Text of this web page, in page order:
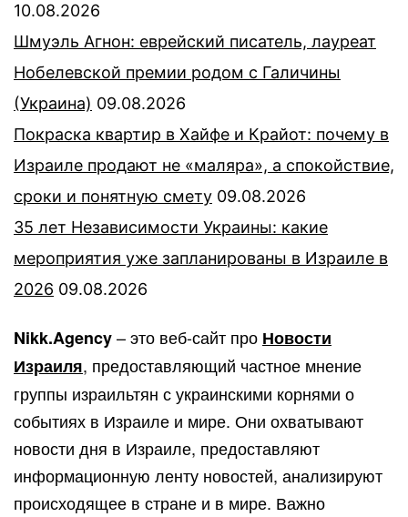
10.08.2026
Шмуэль Агнон: еврейский писатель, лауреат
Нобелевской премии родом с Галичины
(Украина) 09.08.2026
Покраска квартир в Хайфе и Крайот: почему в
Израиле продают не «маляра», а спокойствие,
сроки и понятную смету 09.08.2026
35 лет Независимости Украины: какие
мероприятия уже запланированы в Израиле в
2026 09.08.2026
Nikk.Agency– это веб-сайт про Новости
Израиля, предоставляющий частное мнение
группы израильтян с украинскими корнями о
событиях в Израиле и мире. Они охватывают
новости дня в Израиле, предоставляют
информационную ленту новостей, анализируют
происходящее в стране и в мире. Важно